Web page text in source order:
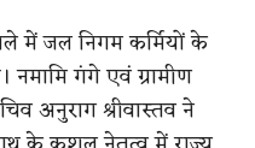
में जल निगम कर्मियों के
नमामि गंगे एवं ग्रामीण
अनुराग श्रीवास्तव ने